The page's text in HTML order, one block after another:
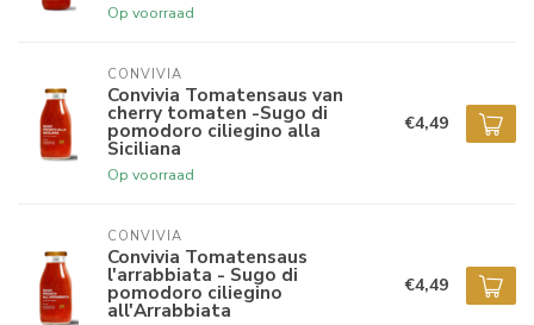
Op voorraad
CONVIVIA
Convivia Tomatensaus van
cherry tomaten -Sugo di
pomodoro ciliegino alla
Siciliana
Op voorraad
€4,49
CONVIVIA
Convivia Tomatensaus
l'arrabbiata - Sugo di
pomodoro ciliegino
all'Arrabbiata
€4,49